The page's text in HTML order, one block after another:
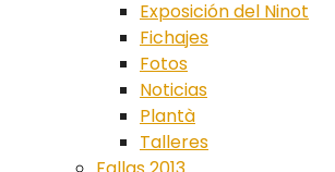
Exposición del Ninot
Fichajes
Fotos
Noticias
Plantà
Talleres